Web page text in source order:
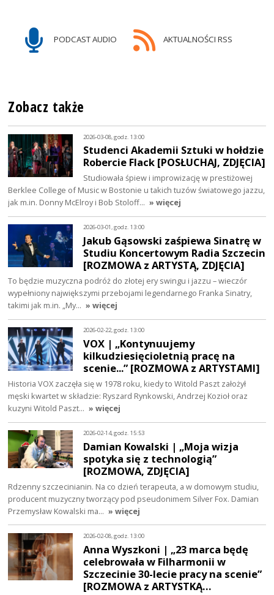
PODCAST AUDIO AKTUALNOŚCI RSS
Zobacz także
2026-03-08, godz. 13:00
Studenci Akademii Sztuki w hołdzie
Robercie Flack [POSŁUCHAJ, ZDJĘCIA]
Studiowała śpiew i improwizację w prestiżowej
Berklee College of Music w Bostonie u takich tuzów światowego jazzu,
jak m.in. Donny McElroy i Bob Stoloff… » więcej
2026-03-01, godz. 13:00
Jakub Gąsowski zaśpiewa Sinatrę w
Studiu Koncertowym Radia Szczecin
[ROZMOWA z ARTYSTĄ, ZDJĘCIA]
To będzie muzyczna podróż do złotej ery swingu i jazzu – wieczór
wypełniony największymi przebojami legendarnego Franka Sinatry,
takimi jak m.in. „My… » więcej
2026-02-22, godz. 13:00
VOX | „Kontynuujemy
kilkudziesięcioletnią pracę na
scenie...” [ROZMOWA z ARTYSTAMI]
Historia VOX zaczęła się w 1978 roku, kiedy to Witold Paszt założył
męski kwartet w składzie: Ryszard Rynkowski, Andrzej Kozioł oraz
kuzyni Witold Paszt… » więcej
2026-02-14, godz. 15:53
Damian Kowalski | „Moja wizja
spotyka się z technologią”
[ROZMOWA, ZDJĘCIA]
Rdzenny szczecinianin. Na co dzień terapeuta, a w domowym studiu,
producent muzyczny tworzący pod pseudonimem Silver Fox. Damian
Przemysław Kowalski ma… » więcej
2026-02-08, godz. 13:00
Anna Wyszkoni | „23 marca będę
celebrowała w Filharmonii w
Szczecinie 30-lecie pracy na scenie”
[ROZMOWA z ARTYSTKĄ…